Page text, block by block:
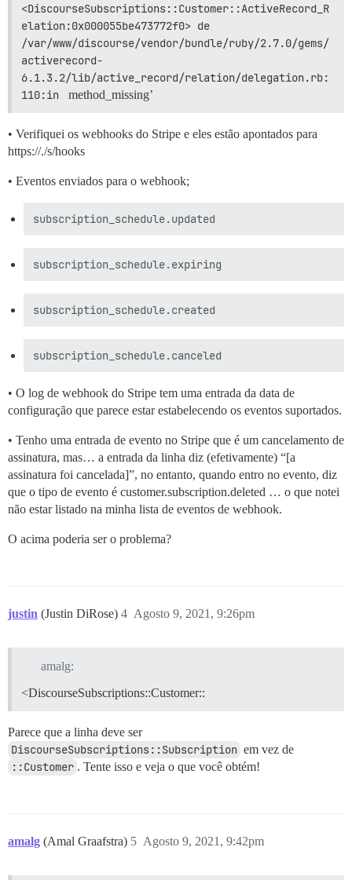
<DiscourseSubscriptions::Customer::ActiveRecord_R
elation:0x000055be473772f0> de
/var/www/discourse/vendor/bundle/ruby/2.7.0/gems/
activerecord-
6.1.3.2/lib/active_record/relation/delegation.rb:
110:in
method_missing’
• Verifiquei os webhooks do Stripe e eles estão apontados para
https://./s/hooks
• Eventos enviados para o webhook;
• O log de webhook do Stripe tem uma entrada da data de
configuração que parece estar estabelecendo os eventos suportados.
• Tenho uma entrada de evento no Stripe que é um cancelamento de
assinatura, mas… a entrada da linha diz (efetivamente) “[a
assinatura foi cancelada]”, no entanto, quando entro no evento, diz
que o tipo de evento é customer.subscription.deleted … o que notei
não estar listado na minha lista de eventos de webhook.
O acima poderia ser o problema?
justin (Justin DiRose) Agosto 9, 2021, 9:26pm
4
amalg:
<DiscourseSubscriptions::Customer::
Parece que a linha deve ser
DiscourseSubscriptions::Subscription em vez de
::Customer . Tente isso e veja o que você obtém!
amalg (Amal Graafstra) Agosto 9, 2021, 9:42pm
5